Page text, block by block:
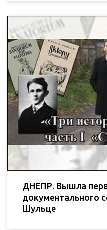
ДНЕПР. Вышла
документального
Шульце